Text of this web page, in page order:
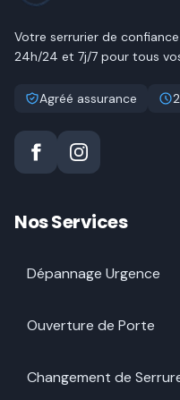
Votre serrurier de
24h/24 et 7j/7 pour tous
Agréé assurance
Nos Services
Dépannage Urgence
Ouverture de Porte
Changement de